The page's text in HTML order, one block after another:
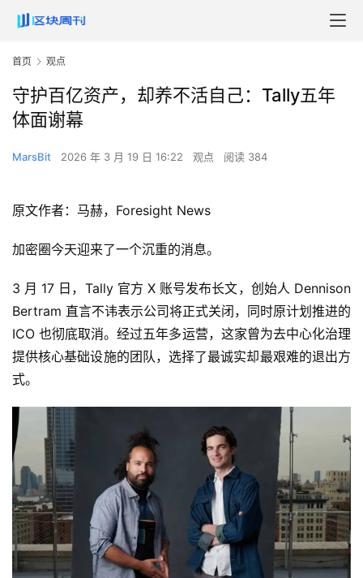
首页 观点
守护百亿资产，却养不活自己：Tally五年
体面谢幕
MarsBit 2026 年 3 月 19 日 16:22 观点 阅读 384
原文作者：马赫，Foresight News
加密圈今天迎来了一个沉重的消息。
3 月 17 日，Tally 官方 X 账号发布长文，创始人 Dennison
Bertram 直言不讳表示公司将正式关闭，同时原计划推进的
ICO 也彻底取消。经过五年多运营，这家曾为去中心化治理
提供核心基础设施的团队，选择了最诚实却最艰难的退出方
式。